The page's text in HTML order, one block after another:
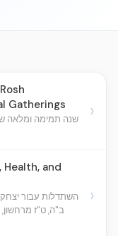
Gatherings
שנה תמימה ומלאה
›
and
השתדלות עבור
ב"ה, ט"ז מרחשון,
›